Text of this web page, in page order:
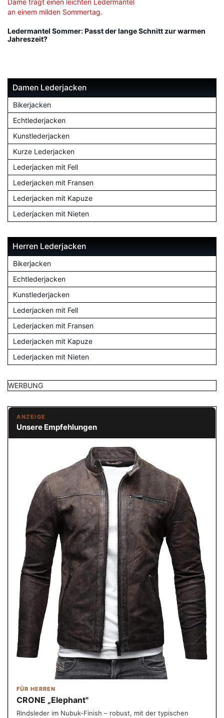
Ledermantel Sommer: Passt der lange Schnitt zur warmen
Jahreszeit?
Damen Lederjacken
Bikerjacken
Echtlederjacken
Kunstlederjacken
Kurze Lederjacken
Lederjacken mit Fell
Lederjacken mit Fransen
Lederjacken mit Kapuze
Lederjacken mit Nieten
Herren Lederjacken
Bikerjacken
Echtlederjacken
Kunstlederjacken
Lederjacken mit Fell
Lederjacken mit Fransen
Lederjacken mit Kapuze
Lederjacken mit Nieten
WERBUNG
ANZEIGE
Unsere Empfehlungen
FÜR HERREN
CRONE „Elephant"
Rindsleder im Nubuk-Finish – robust, mit der typischen